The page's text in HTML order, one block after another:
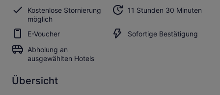
Alle 7
Bewertungen
GetYourGuide
anzeigen
Kostenlose Stornierung
möglich
11 Stunden 30 Minuten
E-Voucher
Sofortige Bestätigung
Abholung an
ausgewählten Hotels
Übersicht